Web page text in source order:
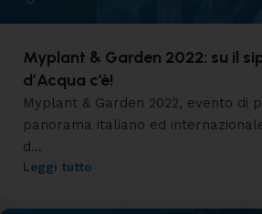
Myplant & Garden 2022: su il
d’Acqua c’è!
Myplant & Garden 2022, evento di
panorama italiano ed
d...
Leggi tutto